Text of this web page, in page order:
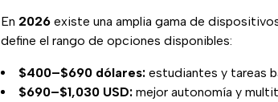
En 2026 existe una amplia gama de
define el rango de opciones disponibles:
$400–$690 dólares: estudiantes y tareas
$690–$1,030 USD: mejor autonomía y